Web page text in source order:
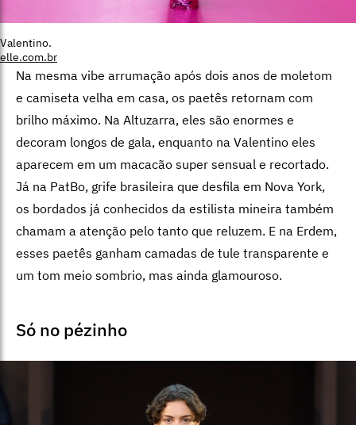
Valentino.
elle.com.br
Na mesma vibe arrumação após dois anos de moletom
e camiseta velha em casa, os paetês retornam com
brilho máximo. Na Altuzarra, eles são enormes e
decoram longos de gala, enquanto na Valentino eles
aparecem em um macacão super sensual e recortado.
Já na PatBo, grife brasileira que desfila em Nova York,
os bordados já conhecidos da estilista mineira também
chamam a atenção pelo tanto que reluzem. E na Erdem,
esses paetês ganham camadas de tule transparente e
um tom meio sombrio, mas ainda glamouroso.
Só no pézinho